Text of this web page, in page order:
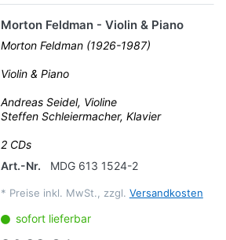
Morton Feldman - Violin & Piano
Morton Feldman (1926-1987)
Violin & Piano
Andreas Seidel, Violine
Steffen Schleiermacher, Klavier
2 CDs
Art.-Nr.
MDG 613 1524-2
* Preise inkl. MwSt., zzgl. Versandkosten
sofort lieferbar